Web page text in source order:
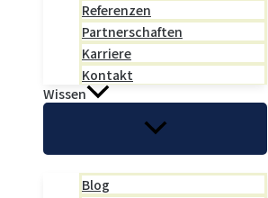
Referenzen
Partnerschaften
Karriere
Kontakt
Wissen
Blog